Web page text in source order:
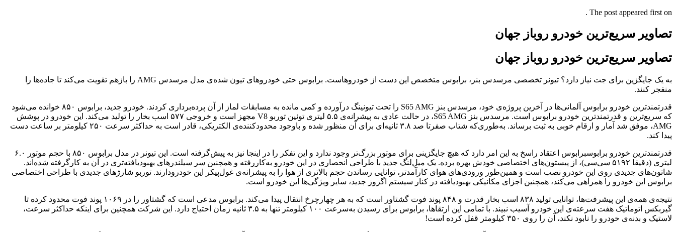
The post appeared first on .
تصاویر سریع‌ترین خودرو روباز جهان
تصاویر سریع‌ترین خودرو روباز جهان
به یک جایگزین برای جت نیاز دارد؟ تیونر تخصصی مرسدس بنر، برابوس متخصص این دست از خودروهاست. برابوس حتی خودرو‌های تیون شده‌ی مدل مرسدس AMG را بازهم تقویت می‌کند تا جاده‌‌ها را
منفجر کنند.
قدرتمندترین خودرو برابوس آلمانی‌‌ها در آخرین پروژه‌ی خود، مرسدس بنز S65 AMG را تحت تیونینگ درآورده و کمی مانده به مسابقات لماز از آن پرده‌برداری کردند. خودرو جدید، برابوس ۸۵۰ خوانده می‌شود
که سریع‌ترین و قدرتمندترین خودرو برابوس است. مرسدس بنز S65 AMG، در حالت عادی به پیشرانه‌ی ۵.۵ لیتری توئین توربو V8 مجهز است و خروجی ۵۷۷ اسب بخار را تولید می‌کند. این خودرو در پوشش
AMG، موفق شد آمار و ارقام خوبی به ثبت برساند. به‌طوری‌که شتاب صفرتا صد ۳.۸ ثانیه‌ای برای آن منظور شده و باوجود محدودکننده‌ی الکتریکی، قادر است به حداکثر سرعت ۲۵۰ کیلومتر بر ساعت دست
پیدا کند.
قدرتمندترین خودرو برابوسبرابوس اعتقاد راسخ به این امر دارد که هیچ جایگزینی برای موتور بزرگ‌تر وجود ندارد و این تفکر را در اینجا نیز به پیش‌گرفته است. این تیونر در مدل برابوس ۸۵۰ با حجم موتور ۶.۰
لیتری (دقیقا ۵۱۹۲ سی‌سی)، از پیستون‌های اختصاصی خودش بهره برده. یک میل‌لنگ جدید با طراحی انحصاری در این خودرو به‌کاررفته و همچنین سر سیلندرهای بهبودیافته‌تری در آن به کارگرفته شده‌اند.
شاتون‌های جدیدی روی این خودرو نصب است و همین‌طور ورودی‌های هوای کارآمدتر، توانایی رساندن حجم بالاتری از هوا را به پیشرانه‌ی غول‌پیکر این خودرودارند. توربو شارژهای جدیدی با طراحی اختصاصی
برابوس این خودرو را همراهی می‌کند، همچنین اجزای مکانیکی بهبودیافته در کنار سیستم اگزوز جدید، سایر ویژگی‌ها این خودرو است.
نتیجه‌ی همه‌ی این پیشرفت‌ها، توانایی تولید ۸۳۸ اسب بخار قدرت و ۸۴۸ پوند فوت گشتاور است که به هر چهارچرخ انتقال پیدا می‌کند. برابوس مدعی است که گشتاور را در ۱۰۶۹ پوند فوت محدود کرده تا
گیربکس اتوماتیک هفت سرعته‌ی این خودرو آسیب نبیند. با تمامی این ارتقاها، برابوس برای رسیدن به‌سرعت ۱۰۰ کیلومتر تنها به ۳.۵ ثانیه زمان احتیاج دارد. این شرکت همچنین برای اینکه حداکثر سرعت،
لاستیک و بدنه‌ی خودرو را نابود نکند، آن را روی ۳۵۰ کیلومتر قفل کرده است!